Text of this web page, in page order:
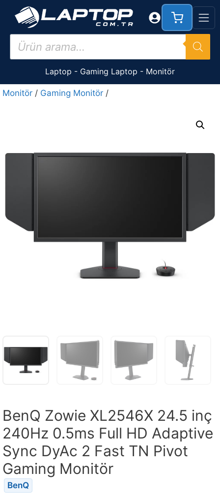
İçeriğe
Products
search
Laptop - Gaming Laptop - Monitör
Monitör / Gaming Monitör /
BenQ Zowie XL2546X 24.5 inç
240Hz 0.5ms Full HD Adaptive
Sync DyAc 2 Fast TN Pivot
Gaming Monitör
BenQ